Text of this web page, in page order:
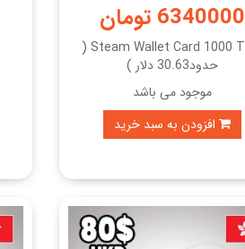
6340000 تومان
Steam Wallet Card 1000 TWD (
حدود30.63 دلار )
موجود می باشد
افزودن به سبد خرید